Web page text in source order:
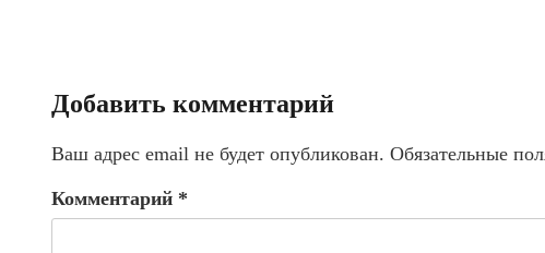
Добавить комментарий
Ваш адрес email не будет опубликован. Обязательные
Комментарий *